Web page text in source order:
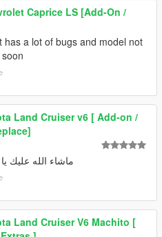
Caprice LS [Add-On /
has a lot of bugs and model not
Land Cruiser v6 [ Add-on /
ماشاء الله عليك
Land Cruiser V6 Machito [